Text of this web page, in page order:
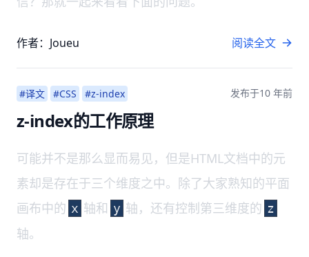
作者：Joueu 阅读全文
#译文 #CSS #z-index 发布于10 年前
z-index的工作原理
可能并不是那么显而易见，但是HTML文档中的元
素却是存在于三个维度之中。除了大家熟知的平面
画布中的 x 轴和 y 轴，还有控制第三维度的 z
轴。